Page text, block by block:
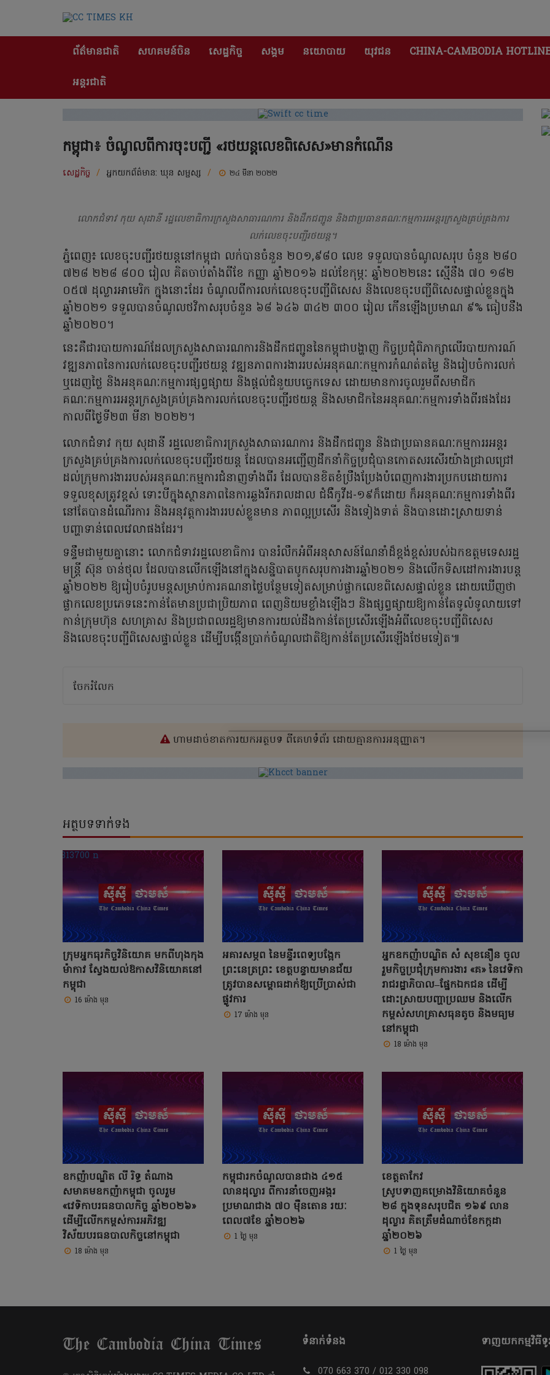
ព័ត៌មានជាតិ សហគមន៍ចិន សេដ្ឋកិច្ច សង្គម នយោបាយ យុវជន CHINA-CAMBODIA
អន្តរជាតិ
កម្ពុជា៖ ចំណូលពីការចុះបញ្ជី «រថយន្តលេខពិសេស»មានកំណើន
សេដ្ឋកិច្ច / អ្នកយកព័ត៌មាន: ឃុន សម្ផស្ស / ២៤ មីនា ២០២២
លោកជំទាវ កុយ សុដានី រដ្ឋលេខាធិការក្រសួងសាធារណការ និងដឹកជញ្ជូន និងជាប្រធានគណៈកម្មការរអន្តរក្រសួងគ្រប់គ្រងការ
លក់លេខចុះបញ្ជីរថយន្ត។
ភ្នំពេញ៖ លេខចុះបញ្ជីរថយន្តនៅកម្ពុជា លក់បានចំនួន ២០១,៩៨០ លេខ ទទួលបានចំណូលសរុប ចំនួន ២៨០
៧២៨ ២២៨ ៨០០ រៀល គិតចាប់តាំងពីខែ កញ្ញា ឆ្នាំ២០១៦ ដល់ខែកុម្ភៈ ឆ្នាំ២០២២នេះ ស្មើនឹង ៧០ ១៨២
០៥៧ ដុល្លារអាមេរិក ក្នុងនោះដែរ ចំណូលពីការលក់លេខចុះបញ្ជីពិសេស និងលេខចុះបញ្ជីពិសេសផ្ទាល់ខ្លួនក្នុង
ឆ្នាំ២០២១ ទទួលបានចំណូលថវិកាសរុបចំនួន ៦៨ ៦៤៦ ៣៤២ ៣០០ រៀល កើនឡើងប្រមាណ ៩% ធៀបនឹង
ឆ្នាំ២០២០។
នេះគឺជារបាយការណ៍ដែលក្រសួងសាធារណការនិងដឹកជញ្ជូននៃកម្ពុជាបង្ហាញ កិច្ចប្រជុំពិភាក្សាលើរបាយការណ៍
វឌ្ឍនភាពនៃការលក់លេខចុះបញ្ជីរថយន្ត វឌ្ឍនភាពការងាររបស់អនុគណៈកម្មការកំណត់តម្លៃ និងរៀបចំការលក់
ឬដេញថ្លៃ និងអនុគណៈកម្មការផ្សព្វផ្សាយ និងផ្ដល់ជំនួយបច្ចេកទេស ដោយមានការចូលរួមពីសមាជិក
គណៈកម្មការរអន្តរក្រសួងគ្រប់គ្រងការលក់លេខចុះបញ្ជីរថយន្ត និងសមាជិកនៃអនុគណៈកម្មការទាំងពីរផងដែរ
កាលពីថ្ងៃទី២៣ មីនា ២០២២។
លោកជំទាវ កុយ សុដានី រដ្ឋលេខាធិការក្រសួងសាធារណការ និងដឹកជញ្ជូន និងជាប្រធានគណៈកម្មការរអន្តរ
ក្រសួងគ្រប់គ្រងការលក់លេខចុះបញ្ជីរថយន្ត ដែលបានអញ្ជើញដឹកនាំកិច្ចប្រជុំបានកោតសរសើរយ៉ាងជ្រាលជ្រៅ
ដល់ក្រុមការងាររបស់អនុគណៈកម្មការជំនាញទាំងពីរ ដែលបានខិតខំប្រឹងប្រែងបំពេញការងារប្រកបដោយការ
ទទួលខុសត្រូវខ្ពស់ ទោះបីក្នុងស្ថានភាពនៃការឆ្លងរីករាលដាល ជំងឺកូវីដ-១៩ក៏ដោយ ក៏អនុគណៈកម្មការទាំងពីរ
នៅតែបានដំណើរការ និងអនុវត្តការងាររបស់ខ្លួនមាន ភាពល្អប្រសើរ និងទៀងទាត់ និងបានដោះស្រាយទាន់
បញ្ហាទាន់ពេលវេលាផងដែរ។
ទន្ទឹមជាមួយគ្នានោះ លោកជំទាវរដ្ឋលេខាធិការ បានរំលឹកអំពីអនុសាសន៍ណែនាំដ៏ខ្ពង់ខ្ពស់របស់ឯកឧត្តមទេសរដ្ឋ
មន្ត្រី ស៊ុន ចាន់ថុល ដែលបានលើកឡើងនៅក្នុងសន្និបាតបូកសរុបការងារឆ្នាំ២០២១ និងលើកទិសដៅការងារបន្ត
ឆ្នាំ២០២២ ឱ្យរៀបចំរូបមន្តសម្រាប់ការគណនាថ្លៃបន្ថែមទៀតសម្រាប់ផ្លាកលេខពិសេសផ្ទាល់ខ្លួន ដោយឃើញថា
ផ្លាកលេខប្រភេទនេះកាន់តែមានប្រជាប្រិយភាព ពេញនិយមខ្លាំងឡើងៗ និងផ្សព្វផ្សាយឱ្យកាន់តែទូលំទូលាយទៅ
កាន់ក្រុមហ៊ុន សហគ្រាស និងប្រជាពលរដ្ឋឱ្យមានការយល់ដឹងកាន់តែប្រសើរឡើងអំពីលេខចុះបញ្ជីពិសេស
និងលេខចុះបញ្ជីពិសេសផ្ទាល់ខ្លួន ដើម្បីបង្កើនប្រាក់ចំណូលជាតិឱ្យកាន់តែប្រសើរឡើងថែមទៀត៕
ចែករំលែក
ហាមដាច់ខាតការយកអត្ថបទ ពីគេហទំព័រ ដោយគ្មានការអនុញ្ញាត។
អត្ថបទទាក់ទង
ក្រុមអ្នកធុរកិច្ចវិនិយោគ មកពីហុងកុង
ម៉ាកាវ ស្វែងយល់ឱកាសវិនិយោគនៅ
កម្ពុជា
16 ម៉ោង មុន
អគារសម្ភព នៃមន្ទីរពេទ្យបង្អែក
ព្រះនេត្រព្រះ ខេត្តបន្ទាយមានជ័យ
ត្រូវបានសម្ពោធដាក់ឱ្យប្រើប្រាស់ជា
ផ្លូវការ
17 ម៉ោង មុន
អ្នកឧកញ៉ាបណ្ឌិត សំ សុខនឿន ចូល
រួមកិច្ចប្រជុំក្រុមការងារ «គ» នៃវេទិកា
រាជរដ្ឋាភិបាល–ផ្នែកឯកជន ដើម្បី
ដោះស្រាយបញ្ហាប្រឈម និងលើក
កម្ពស់សហគ្រាសធុនតូច និងមធ្យម
នៅកម្ពុជា
18 ម៉ោង មុន
ឧកញ៉ាបណ្ឌិត លី រិទ្ធ តំណាង
សមាគមឧកញ៉ាកម្ពុជា ចូលរួម
«វេទិកាបរធនបាលកិច្ច ឆ្នាំ២០២៦»
ដើម្បីលើកកម្ពស់ការអភិវឌ្ឍ
វិស័យបរធនបាលកិច្ចនៅកម្ពុជា
18 ម៉ោង មុន
កម្ពុជារកចំណូលបានជាង ៤១៥
លានដុល្លារ ពីការនាំចេញអង្ករ
ប្រមាណជាង ៧០ ម៉ឺនតោន រយៈ
ពេល៧ខែ ឆ្នាំ២០២៦
1 ថ្ងៃ មុន
ខេត្តតាកែវ
ស្រូបទាញគម្រោងវិនិយោគចំនួន
២៨ ក្នុងទុនសរុបជិត ១៦៩ លាន
ដុល្លារ គិតត្រឹមដំណាច់ខែកក្កដា
ឆ្នាំ២០២៦
1 ថ្ងៃ មុន
ទំនាក់ទំនង
070 663 370 / 012 330 098
ទាញយកកម្មវិធីទូ